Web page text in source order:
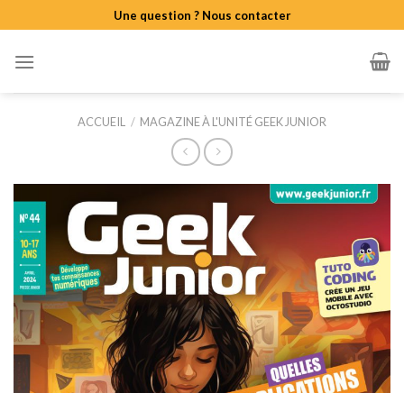
to
content
Une question ? Nous contacter
ACCUEIL / MAGAZINE À L'UNITÉ GEEK JUNIOR